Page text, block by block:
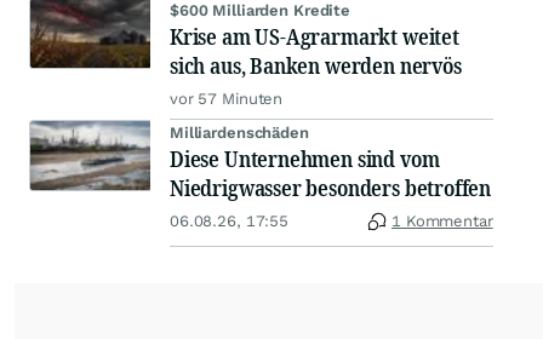
$600 Milliarden Kredite
Krise am US-Agrarmarkt weitet
sich aus, Banken werden nervös
vor 57 Minuten
Milliardenschäden
Diese Unternehmen sind vom
Niedrigwasser besonders betroffen
06.08.26, 17:55 1 Kommentar